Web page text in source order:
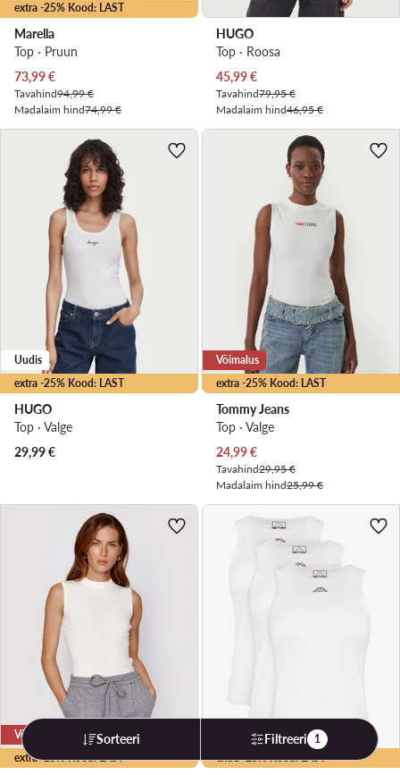
extra -25% Kood: LAST
Marella
Top · Pruun
Praegune hind
73,99€
Tavahind94,99 €
Madalaim hind74,99 €
HUGO
Top · Roosa
Praegune hind
45,99€
Tavahind79,95 €
Madalaim hind46,95 €
extra -25% Kood: LAST
Uudis
HUGO
Top · Valge
29,99€
extra -25% Kood: LAST
Võimalus
Tommy Jeans
Top · Valge
Praegune hind
24,99€
Tavahind29,95 €
Madalaim hind25,99 €
extra -25% Kood: LAST
Võimalus
extra -25% Kood: LAST
Võimalus
Sorteeri Filtreeri 1